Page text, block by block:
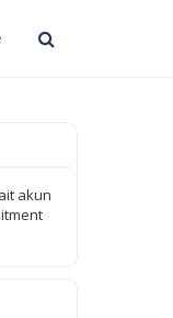
akun